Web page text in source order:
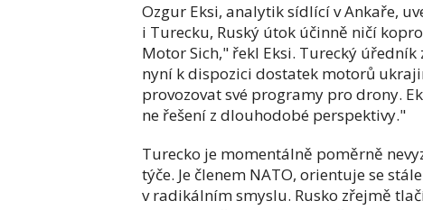
Ozgur Eksi, analytik sídlící v Ankaře,
i Turecku, Ruský útok účinně ničí
Motor Sich," řekl Eksi. Turecký
nyní k dispozici dostatek motorů
provozovat své programy pro drony.
ne řešení z dlouhodobé perspektivy."
Turecko je momentálně poměrně
týče. Je členem NATO, orientuje se
v radikálním smyslu. Rusko zřejmě